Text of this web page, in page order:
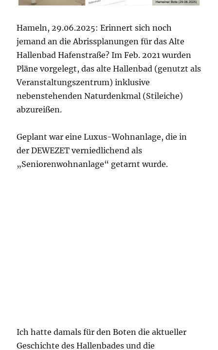
Hameln, 29.06.2025: Erinnert sich noch
jemand an die Abrissplanungen für das Alte
Hallenbad Hafenstraße? Im Feb. 2021 wurden
Pläne vorgelegt, das alte Hallenbad (genutzt als
Veranstaltungszentrum) inklusive
nebenstehenden Naturdenkmal (Stileiche)
abzureißen.
Geplant war eine Luxus-Wohnanlage, die in
der DEWEZET verniedlichend als
„Seniorenwohnanlage“ getarnt wurde.
Ich hatte damals für den Boten die aktueller
Geschichte des Hallenbades und die